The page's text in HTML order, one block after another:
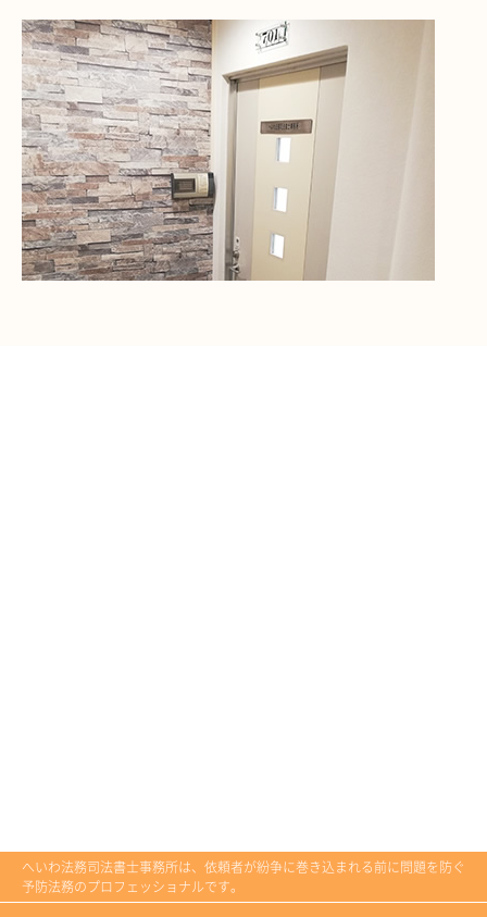
へいわ法務司法書士事務所は、依頼者が紛争に巻き込まれる前に問題を防ぐ
予防法務のプロフェッショナルです。